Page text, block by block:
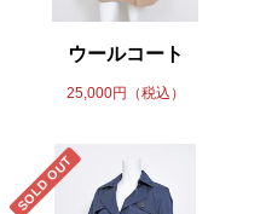
ウールコート
25,000円（税込）
SOLD OUT